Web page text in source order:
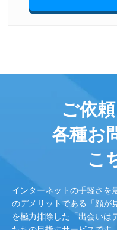
ご依
各種お
こ
インターネットの手軽さを
のデメリットである「顔が
を極力排除した「出会いは